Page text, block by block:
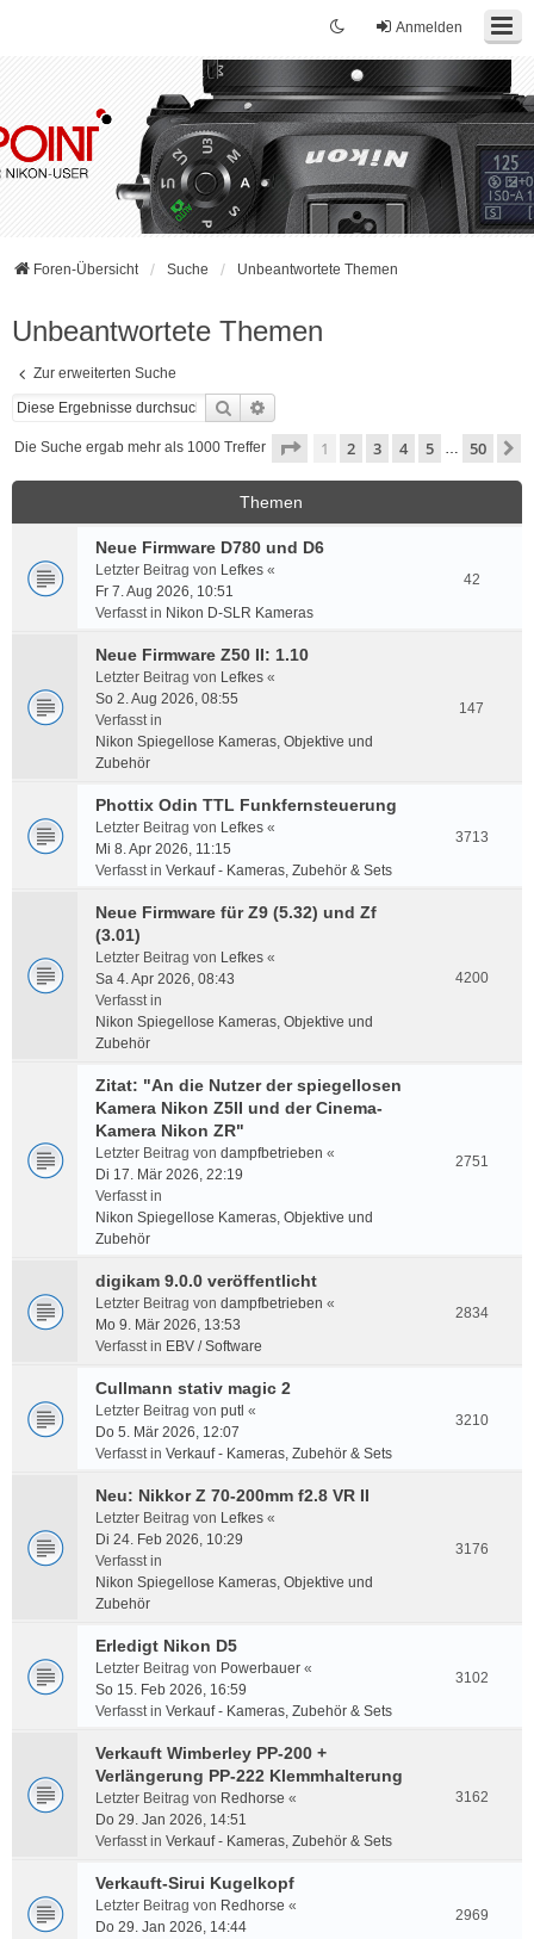
Anmelden
Foren-Übersicht Suche Unbeantwortete Themen
Unbeantwortete Themen
Zur erweiterten Suche
Suche
Die Suche ergab mehr als 1000 Treffer Seite 1von 50
1 2 3 4 5 … 50
Themen
Neue Firmware D780 und D6
Letzter Beitrag von Lefkes «
Fr 7. Aug 2026, 10:51
Verfasst in Nikon D-SLR Kameras
42
Neue Firmware Z50 II: 1.10
Letzter Beitrag von Lefkes «
So 2. Aug 2026, 08:55
Verfasst in
Nikon Spiegellose Kameras, Objektive und
Zubehör
147
Phottix Odin TTL Funkfernsteuerung
Letzter Beitrag von Lefkes «
Mi 8. Apr 2026, 11:15
Verfasst in Verkauf - Kameras, Zubehör & Sets
3713
Neue Firmware für Z9 (5.32) und Zf
(3.01)
Letzter Beitrag von Lefkes «
Sa 4. Apr 2026, 08:43
Verfasst in
Nikon Spiegellose Kameras, Objektive und
Zubehör
4200
Zitat: "An die Nutzer der spiegellosen
Kamera Nikon Z5II und der Cinema-
Kamera Nikon ZR"
Letzter Beitrag von dampfbetrieben «
Di 17. Mär 2026, 22:19
Verfasst in
Nikon Spiegellose Kameras, Objektive und
Zubehör
2751
digikam 9.0.0 veröffentlicht
Letzter Beitrag von dampfbetrieben «
Mo 9. Mär 2026, 13:53
Verfasst in EBV / Software
2834
Cullmann stativ magic 2
Letzter Beitrag von putl «
Do 5. Mär 2026, 12:07
Verfasst in Verkauf - Kameras, Zubehör & Sets
3210
Neu: Nikkor Z 70-200mm f2.8 VR II
Letzter Beitrag von Lefkes «
Di 24. Feb 2026, 10:29
Verfasst in
Nikon Spiegellose Kameras, Objektive und
Zubehör
3176
Erledigt Nikon D5
Letzter Beitrag von Powerbauer «
So 15. Feb 2026, 16:59
Verfasst in Verkauf - Kameras, Zubehör & Sets
3102
Verkauft Wimberley PP-200 +
Verlängerung PP-222 Klemmhalterung
Letzter Beitrag von Redhorse «
Do 29. Jan 2026, 14:51
Verfasst in Verkauf - Kameras, Zubehör & Sets
3162
Verkauft-Sirui Kugelkopf
Letzter Beitrag von Redhorse «
Do 29. Jan 2026, 14:44
2969